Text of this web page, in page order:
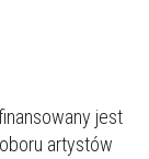
jest
artystów